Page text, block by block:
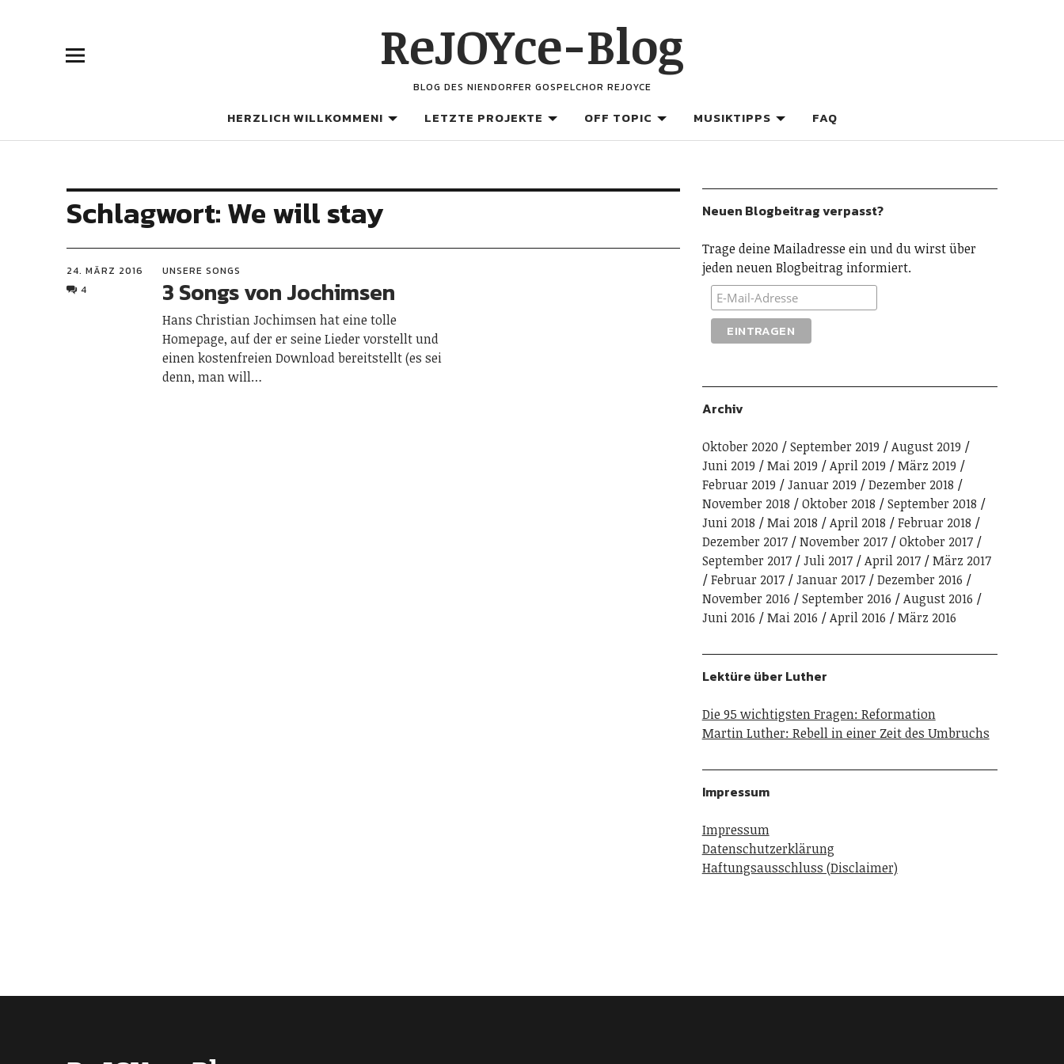
ReJOYce-Blog
BLOG DES NIENDORFER GOSPELCHOR REJOYCE
HERZLICH WILLKOMMEN! LETZTE PROJEKTE OFF TOPIC MUSIKTIPPS FAQ
Schlagwort:We will stay
24. MÄRZ 2016
4
UNSERE SONGS
3 Songs von Jochimsen
Hans Christian Jochimsen hat eine tolle
Homepage, auf der er seine Lieder vorstellt und
einen kostenfreien Download bereitstellt (es sei
denn, man will…
Neuen Blogbeitrag verpasst?
Trage deine Mailadresse ein und du wirst über
jeden neuen Blogbeitrag informiert.
Archiv
Oktober 2020 September 2019
August 2019
Juni 2019
Mai 2019 April 2019
März 2019
Februar 2019
Januar 2019
Dezember 2018
November 2018
Oktober 2018
September 2018
Juni 2018
Mai 2018 April 2018
Februar 2018
Dezember 2017
November 2017
Oktober 2017
September 2017
Juli 2017 April 2017
März 2017
Februar 2017
Januar 2017
Dezember 2016
November 2016
September 2016
August 2016
Juni 2016
Mai 2016 April 2016 März 2016
Lektüre über Luther
Die 95 wichtigsten Fragen: Reformation
Martin Luther: Rebell in einer Zeit des Umbruchs
Impressum
Impressum
Datenschutzerklärung
Haftungsausschluss (Disclaimer)